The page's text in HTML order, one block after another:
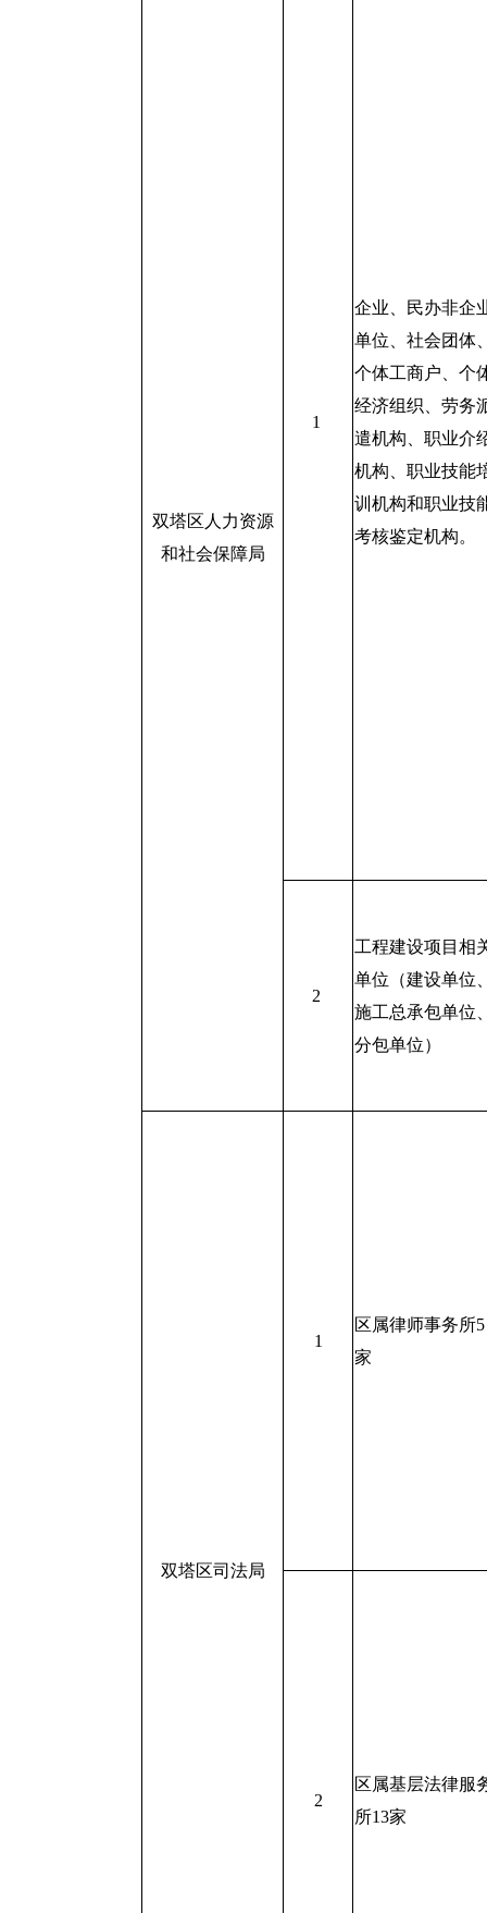
双塔区人力资源
和社会保障局
1
企业、民办非企
单位、社会团体
个体工商户、个
经济组织、劳务
遣机构、职业介
机构、职业技能
训机构和职业技
考核鉴定机构。
2
工程建设项目相
单位（建设单位
施工总承包单位
分包单位）
双塔区司法局
1
区属律师事务所5
家
2
区属基层法律服
所13家